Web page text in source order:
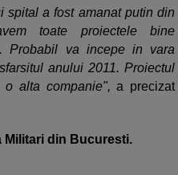
spital a fost amanat putin din
toate proiectele bine
Probabil va incepe in vara
anului 2011. Proiectul
o alta companie",a precizat
Militari din Bucuresti.